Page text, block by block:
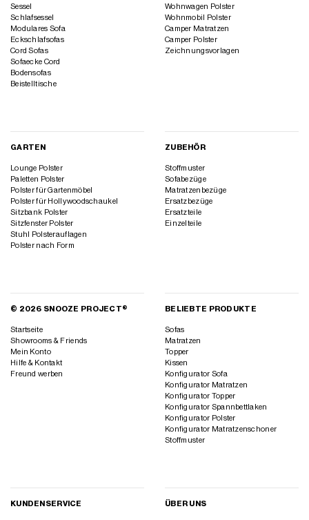
Sessel
Schlafsessel
Modulares Sofa
Eckschlafsofas
Cord Sofas
Sofaecke Cord
Bodensofas
Beistelltische
Wohnwagen Polster
Wohnmobil Polster
Camper Matratzen
Camper Polster
Zeichnungsvorlagen
GARTEN
Lounge Polster
Paletten Polster
Polster für Gartenmöbel
Polster für Hollywoodschaukel
Sitzbank Polster
Sitzfenster Polster
Stuhl Polsterauflagen
Polster nach Form
ZUBEHÖR
Stoffmuster
Sofabezüge
Matratzenbezüge
Ersatzbezüge
Ersatzteile
Einzelteile
© 2026 SNOOZE PROJECT®
Startseite
Showrooms & Friends
Mein Konto
Hilfe & Kontakt
Freund werben
BELIEBTE PRODUKTE
Sofas
Matratzen
Topper
Kissen
Konfigurator Sofa
Konfigurator Matratzen
Konfigurator Topper
Konfigurator Spannbettlaken
Konfigurator Polster
Konfigurator Matratzenschoner
Stoffmuster
KUNDENSERVICE ÜBER UNS